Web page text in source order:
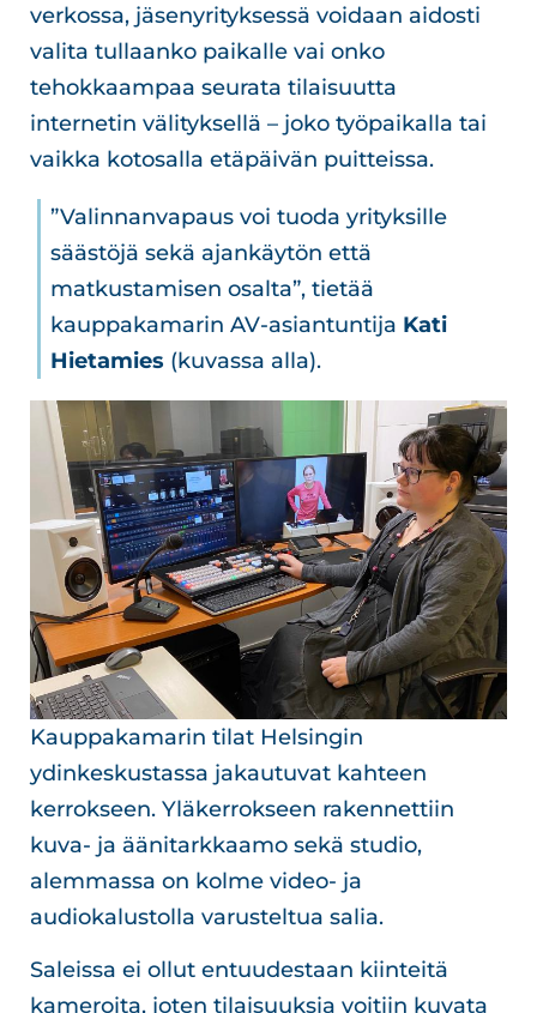
verkossa, jäsenyrityksessä voidaan aidosti
valita tullaanko paikalle vai onko
tehokkaampaa seurata tilaisuutta
internetin välityksellä – joko työpaikalla tai
vaikka kotosalla etäpäivän puitteissa.
”Valinnanvapaus voi tuoda yrityksille
säästöjä sekä ajankäytön että
matkustamisen osalta”, tietää
kauppakamarin AV-asiantuntija Kati
Hietamies (kuvassa alla).
Kauppakamarin tilat Helsingin
ydinkeskustassa jakautuvat kahteen
kerrokseen. Yläkerrokseen rakennettiin
kuva- ja äänitarkkaamo sekä studio,
alemmassa on kolme video- ja
audiokalustolla varusteltua salia.
Saleissa ei ollut entuudestaan kiinteitä
kameroita, joten tilaisuuksia voitiin kuvata